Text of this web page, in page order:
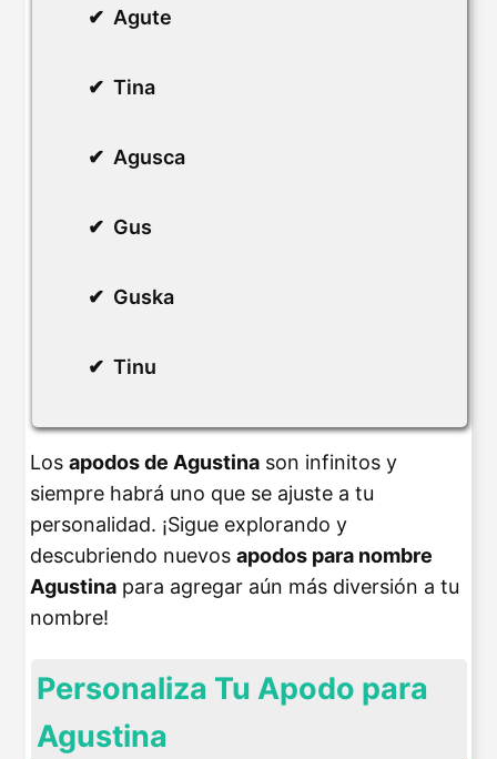
Agute
Tina
Agusca
Gus
Guska
Tinu
Los apodos de Agustina son infinitos y
siempre habrá uno que se ajuste a tu
personalidad. ¡Sigue explorando y
descubriendo nuevos apodos para nombre
Agustina para agregar aún más diversión a tu
nombre!
Personaliza Tu Apodo para
Agustina